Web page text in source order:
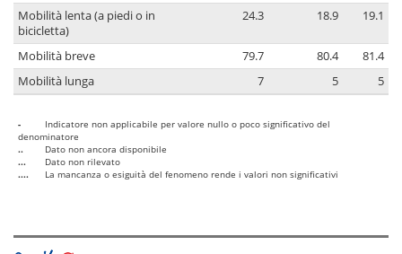
Mobilità lenta (a piedi o in
bicicletta)
24.3 18.9 19.1
Mobilità breve 79.7 80.4
81.4
Mobilità lunga
7 5 5
-
Indicatore non applicabile per valore nullo o poco significativo del
denominatore
..
Dato non ancora disponibile
...
Dato non rilevato
....
La mancanza o esiguità del fenomeno rende i valori non significativi